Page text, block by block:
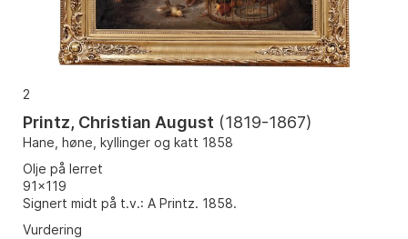
2
Printz, Christian August (1819-1867)
Hane, høne, kyllinger og katt 1858
Olje på lerret
91x119
Signert midt på t.v.: A Printz. 1858.
Vurdering